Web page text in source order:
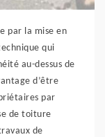
par la mise en
qui
au-dessus de
d’être
par
de toiture
de